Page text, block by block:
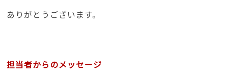
ありがとうございます。
担当者からのメッセージ